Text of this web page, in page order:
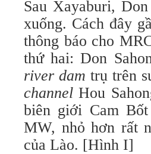
Sau Xayaburi,
xuống. Cách đây
thông báo cho
thứ hai: Don
river dam trụ trên
channel Hou
biên giới Cam
MW, nhỏ hơn rất
của Lào. [Hình I]